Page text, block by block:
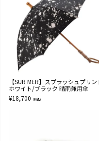
【SUR MER】スプラッシュプリン
ホワイト/ブラック 晴雨兼用傘
¥18,700 （税込）